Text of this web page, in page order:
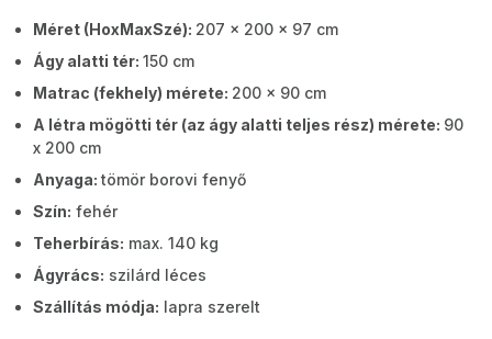
Méret (HoxMaxSzé): 207 x 200 x 97 cm
Ágy alatti tér: 150 cm
Matrac (fekhely) mérete: 200 x 90 cm
A létra mögötti tér (az ágy alatti teljes rész) mérete: 90
x 200 cm
Anyaga: tömör borovi fenyő
Szín: fehér
Teherbírás: max. 140 kg
Ágyrács: szilárd léces
Szállítás módja: lapra szerelt